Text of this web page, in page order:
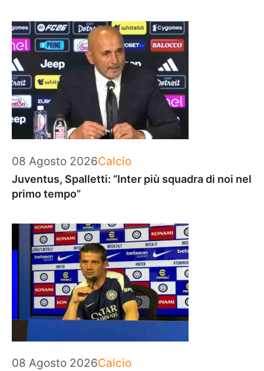
08 Agosto 2026Categorie
Calcio
Juventus, Spalletti: “Inter più squadra di noi nel
primo tempo”
08 Agosto 2026Categorie
Calcio